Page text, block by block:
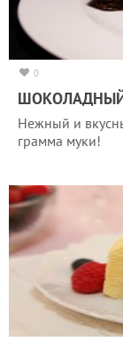
0
ШОКОЛАДНЫЙ
Нежный и
грамма муки!